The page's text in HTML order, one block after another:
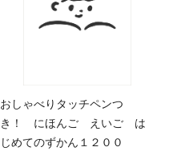
おしゃべりタッチペンつ
き！ にほんご えいご は
じめてのずかん１２００